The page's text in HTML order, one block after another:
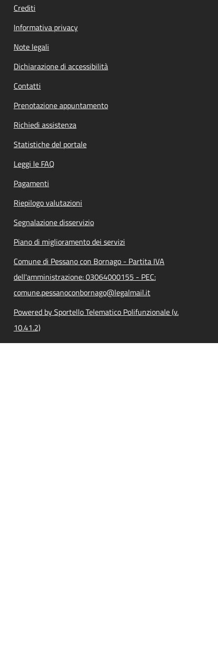
Crediti
Informativa privacy
Note legali
Dichiarazione di accessibilità
Contatti
Prenotazione appuntamento
Richiedi assistenza
Statistiche del portale
Leggi le FAQ
Pagamenti
Riepilogo valutazioni
Segnalazione disservizio
Piano di miglioramento dei servizi
Comune di Pessano con Bornago - Partita IVA
dell'amministrazione: 03064000155 - PEC:
comune.pessanoconbornago@legalmail.it
Powered by Sportello Telematico Polifunzionale (v.
10.41.2)